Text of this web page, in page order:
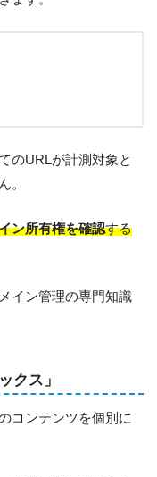
のURLが計測対象と
。
ン所有権を確認する
イン管理の専門知識
クス」
コンテンツを個別に